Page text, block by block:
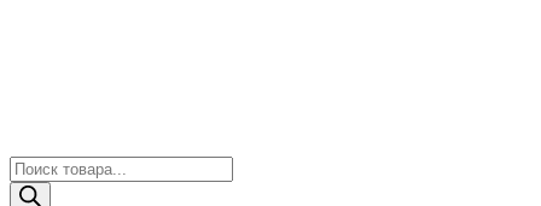
Поиск
товаров